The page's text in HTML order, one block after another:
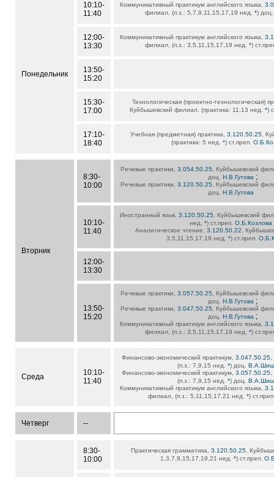
Понедельник
10:10-
11:40
Коммуникативный практикум английского языка,
филиал, (п.з.: 5,7,9,11,15,17,19 нед. *)
12:00-
13:30
Коммуникативный практикум английского языка,
филиал, (п.з.: 3,5,11,15,17,19 нед.*)
13:50-
15:20
15:30-
17:00
Технологическая (проектно-технологическая)
Куйбышевский филиал, (практика: 11,13 нед. *)
17:10-
18:40
Учебная (предметная) практика,3.120.50.25 ,
(практика: 5 нед.*) ст.преп.
Вторник
8:30-
10:00
Речевые практики, 3.054.50.25 , Куйбышевский
доц.Н.В.Гутова ;
Речевые практики, 3.120.50.25 , Куйбышевский
доц.Н.В.Гутова
10:10-
11:40
Иностранный язык, 3.120.50.25 , Куйбышевский
нед.*) ст.преп.О.Б.Козлова
Аналитическое чтение,3.120.50.22
,
3,5,11,15,17,19 нед. *) ст.преп.
12:00-
13:30
13:50-
15:20
Речевые практики, 3.057.50.25 , Куйбышевский
доц.Н.В.Гутова ;
Речевые практики, 3.047.50.25 , Куйбышевский
доц.Н.В.Гутова ;
Коммуникативный практикум английского языка,
филиал, (п.з.: 3,5,11,15,17,19 нед.*)
Среда
10:10-
11:40
Финансово-экономический практикум,3.047.50.25
(п.з.: 7,9,15 нед.*) доц.
Финансово-экономический практикум,3.057.50.25
(п.з.: 7,9,15 нед.*) доц.
Коммуникативный практикум английского языка,
филиал, (п.з.: 5,11,15,17,21 нед. *)
Четверг --
8:30-
10:00
Практическая грамматика,3.120.50.25 ,
1,3,7,9,15,17,19,21 нед.*) ст.преп.